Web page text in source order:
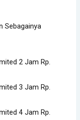
Sebagainya
2 Jam Rp.
3 Jam Rp.
4 Jam Rp.